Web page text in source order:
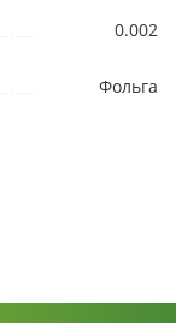
0.002
Фольга